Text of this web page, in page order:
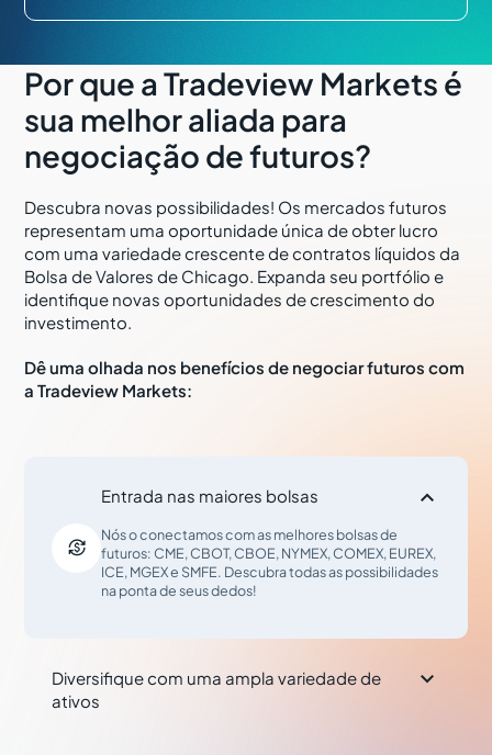
Por que a Tradeview Markets é
sua melhor aliada para
negociação de futuros?
Descubra novas possibilidades! Os mercados futuros
representam uma oportunidade única de obter lucro
com uma variedade crescente de contratos líquidos da
Bolsa de Valores de Chicago. Expanda seu portfólio e
identifique novas oportunidades de crescimento do
investimento.
Dê uma olhada nos benefícios de negociar futuros com
a Tradeview Markets:

Entrada nas maiores bolsas 
Nós o conectamos com as melhores bolsas de
futuros: CME, CBOT, CBOE, NYMEX, COMEX, EUREX,
ICE, MGEX e SMFE. Descubra todas as possibilidades
na ponta de seus dedos!
Diversifique com uma ampla variedade de
ativos
